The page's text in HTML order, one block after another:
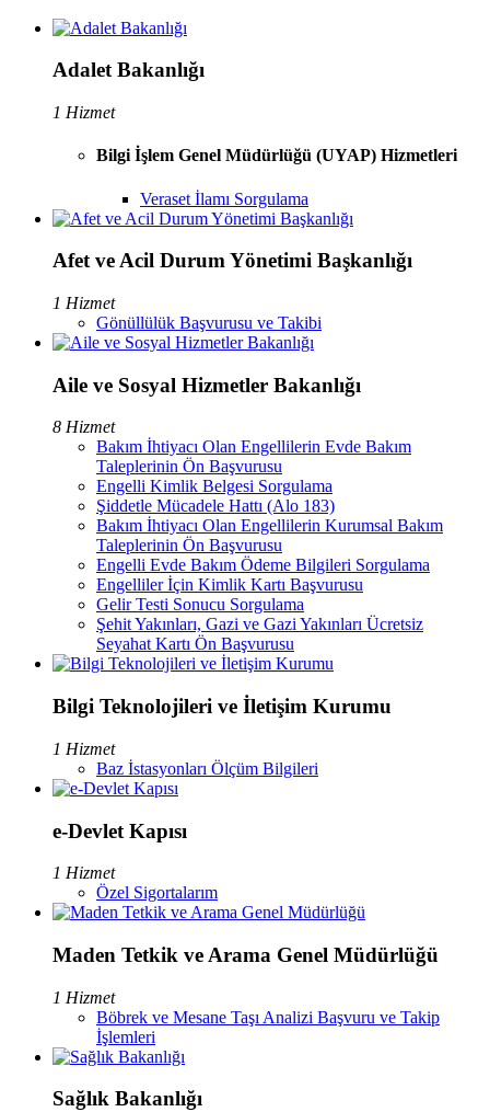
Adalet Bakanlığı
1 Hizmet
Bilgi İşlem Genel Müdürlüğü (UYAP) Hizmetleri
Veraset İlamı Sorgulama
Afet ve Acil Durum Yönetimi Başkanlığı
1 Hizmet
Gönüllülük Başvurusu ve Takibi
Aile ve Sosyal Hizmetler Bakanlığı
8 Hizmet
Bakım İhtiyacı Olan Engellilerin Evde Bakım
Taleplerinin Ön Başvurusu
Engelli Kimlik Belgesi Sorgulama
Şiddetle Mücadele Hattı (Alo 183)
Bakım İhtiyacı Olan Engellilerin Kurumsal Bakım
Taleplerinin Ön Başvurusu
Engelli Evde Bakım Ödeme Bilgileri Sorgulama
Engelliler İçin Kimlik Kartı Başvurusu
Gelir Testi Sonucu Sorgulama
Şehit Yakınları, Gazi ve Gazi Yakınları Ücretsiz
Seyahat Kartı Ön Başvurusu
Bilgi Teknolojileri ve İletişim Kurumu
1 Hizmet
Baz İstasyonları Ölçüm Bilgileri
e-Devlet Kapısı
1 Hizmet
Özel Sigortalarım
Maden Tetkik ve Arama Genel Müdürlüğü
1 Hizmet
Böbrek ve Mesane Taşı Analizi Başvuru ve Takip
İşlemleri
Sağlık Bakanlığı